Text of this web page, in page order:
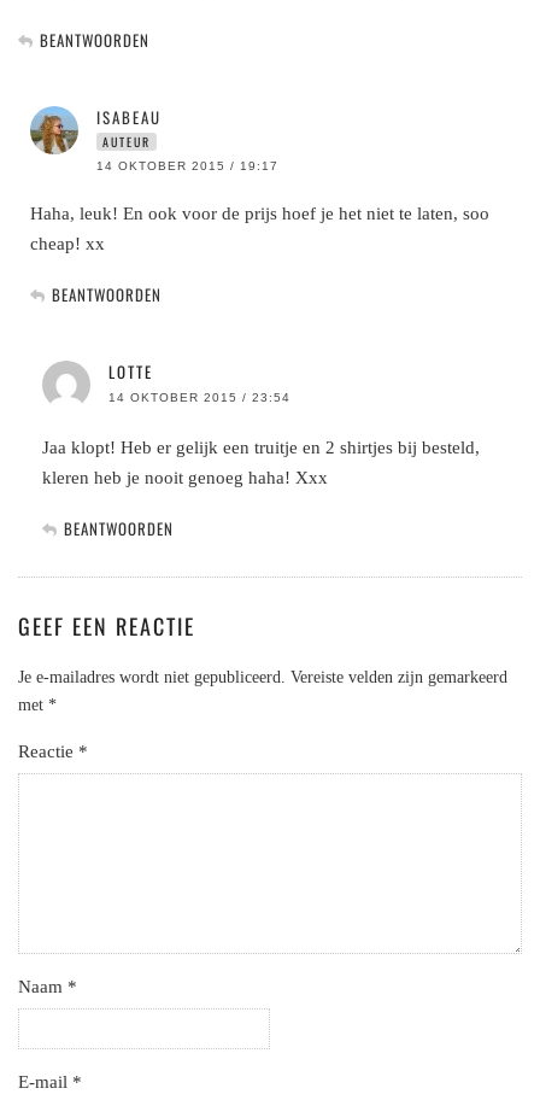
BEANTWOORDEN
ISABEAU
AUTEUR
14 OKTOBER 2015 / 19:17
Haha, leuk! En ook voor de prijs hoef je het niet te laten, soo
cheap! xx
BEANTWOORDEN
LOTTE
14 OKTOBER 2015 / 23:54
Jaa klopt! Heb er gelijk een truitje en 2 shirtjes bij besteld,
kleren heb je nooit genoeg haha! Xxx
BEANTWOORDEN
GEEF EEN REACTIE
Je e-mailadres wordt niet gepubliceerd. Vereiste velden zijn gemarkeerd
met *
Reactie *
Naam *
E-mail *